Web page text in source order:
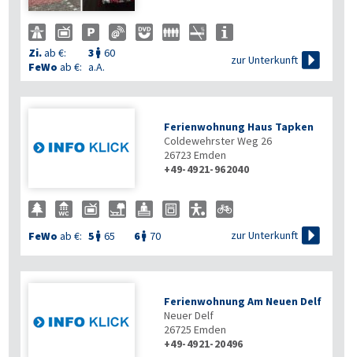
Zi.ab €: 3  60
FeWo ab €: a.A.
zur Unterkunft 
Ferienwohnung Haus Tapken
Coldewehrster Weg 26
26723 Emden
+49-4921-962040
FeWo ab €: 5  65 6 70 zur Unterkunft 
Ferienwohnung Am Neuen Delf
Neuer Delf
26725 Emden
+49-4921-20496